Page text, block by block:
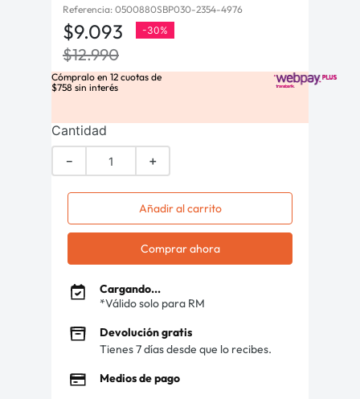
Referencia: 0500880SBP030-2354-4976
$9.093 -30%
$12.990
Cómpralo en 12 cuotas de
$758 sin interés
Cantidad
＋
－
Añadir al carrito
Comprar ahora
Cargando...
*Válido solo para RM
Devolución gratis
Tienes 7 días desde que lo recibes.
Medios de pago